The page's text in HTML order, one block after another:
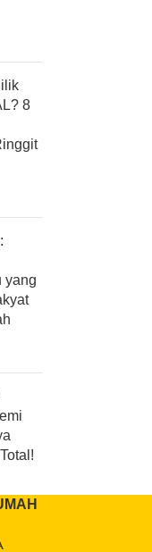
8
yang